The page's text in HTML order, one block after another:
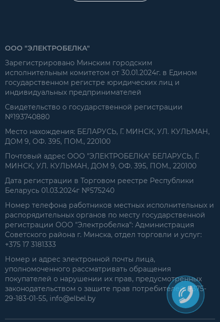
ООО "ЭЛЕКТРОБЕЛКА"
Зарегистрировано Минским городским
исполнительным комитетом от 30.01.2024г. в Едином
государственном регистре юридических лиц и
индивидуальных предпринимателей
Свидетельство о государственной регистрации
№193740880
Место нахождения: БЕЛАРУСЬ, Г. МИНСК, УЛ. КУЛЬМАН,
ДОМ 9, ОФ. 395, ПОМ., 220100
Почтовый адрес ООО "ЭЛЕКТРОБЕЛКА" БЕЛАРУСЬ, Г.
МИНСК, УЛ. КУЛЬМАН, ДОМ 9, ОФ. 395, ПОМ., 220100
Дата регистрации в Торговом реестре Республики
Беларусь 01.03.2024г №575240
Номер телефона работников местных исполнительных и
распорядительных органов по месту государственной
регистрации ООО "Электробелка": Администрация
Советского района г. Минска, отдел торговли и услуг:
+375 17 3181333
Номер и адрес электронной почты лица,
уполномоченного рассматривать обращения
покупателей о нарушении их прав, предусмотренных
законодательством о защите прав потребителей: +375-
29-183-01-55, info@elbel.by